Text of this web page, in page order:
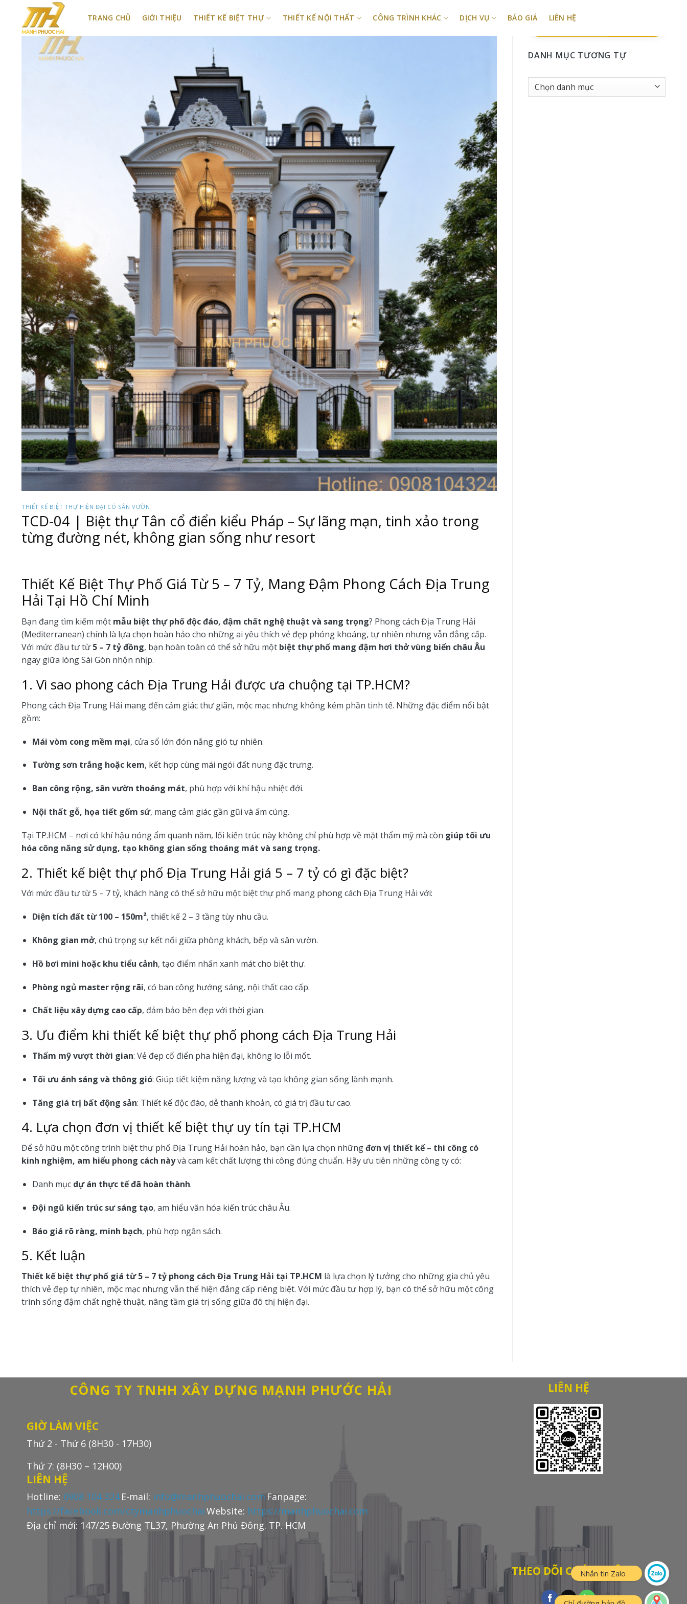
TRANG CHỦ GIỚI THIỆU THIẾT KẾ BIỆT THỰ THIẾT KẾ NỘI THẤT CÔNG TRÌNH KHÁC DỊCH VỤ BÁO GIÁ LIÊN HỆ
THIẾT KẾ BIỆT THỰ HIỆN ĐẠI CÓ SÂN VƯỜN
TCD-04 | Biệt thự Tân cổ điển kiểu Pháp – Sự lãng mạn, tinh xảo trong
từng đường nét, không gian sống như resort
Thiết Kế Biệt Thự Phố Giá Từ 5 – 7 Tỷ, Mang Đậm Phong Cách Địa Trung
Hải Tại Hồ Chí Minh
Bạn đang tìm kiếm một mẫu biệt thự phố độc đáo, đậm chất nghệ thuật và sang trọng? Phong cách Địa Trung Hải
(Mediterranean) chính là lựa chọn hoàn hảo cho những ai yêu thích vẻ đẹp phóng khoáng, tự nhiên nhưng vẫn đẳng cấp.
Với mức đầu tư từ 5 – 7 tỷ đồng, bạn hoàn toàn có thể sở hữu một biệt thự phố mang đậm hơi thở vùng biển châu Âu
ngay giữa lòng Sài Gòn nhộn nhịp.
1. Vì sao phong cách Địa Trung Hải được ưa chuộng tại TP.HCM?
Phong cách Địa Trung Hải mang đến cảm giác thư giãn, mộc mạc nhưng không kém phần tinh tế. Những đặc điểm nổi bật
gồm:
Mái vòm cong mềm mại, cửa sổ lớn đón nắng gió tự nhiên.
Tường sơn trắng hoặc kem, kết hợp cùng mái ngói đất nung đặc trưng.
Ban công rộng, sân vườn thoáng mát, phù hợp với khí hậu nhiệt đới.
Nội thất gỗ, họa tiết gốm sứ, mang cảm giác gần gũi và ấm cúng.
Tại TP.HCM – nơi có khí hậu nóng ẩm quanh năm, lối kiến trúc này không chỉ phù hợp về mặt thẩm mỹ mà còn giúp tối ưu
hóa công năng sử dụng, tạo không gian sống thoáng mát và sang trọng.
2. Thiết kế biệt thự phố Địa Trung Hải giá 5 – 7 tỷ có gì đặc biệt?
Với mức đầu tư từ 5 – 7 tỷ, khách hàng có thể sở hữu một biệt thự phố mang phong cách Địa Trung Hải với:
Diện tích đất từ 100 – 150m², thiết kế 2 – 3 tầng tùy nhu cầu.
Không gian mở, chú trọng sự kết nối giữa phòng khách, bếp và sân vườn.
Hồ bơi mini hoặc khu tiểu cảnh, tạo điểm nhấn xanh mát cho biệt thự.
Phòng ngủ master rộng rãi, có ban công hướng sáng, nội thất cao cấp.
Chất liệu xây dựng cao cấp, đảm bảo bền đẹp với thời gian.
3. Ưu điểm khi thiết kế biệt thự phố phong cách Địa Trung Hải
Thẩm mỹ vượt thời gian: Vẻ đẹp cổ điển pha hiện đại, không lo lỗi mốt.
Tối ưu ánh sáng và thông gió: Giúp tiết kiệm năng lượng và tạo không gian sống lành mạnh.
Tăng giá trị bất động sản: Thiết kế độc đáo, dễ thanh khoản, có giá trị đầu tư cao.
4. Lựa chọn đơn vị thiết kế biệt thự uy tín tại TP.HCM
Để sở hữu một công trình biệt thự phố Địa Trung Hải hoàn hảo, bạn cần lựa chọn nhữngđơn vị thiết kế – thi công có
kinh nghiệm, am hiểu phong cách nàyvà cam kết chất lượng thi công đúng chuẩn. Hãy ưu tiên những công ty có:
Danh mục dự án thực tế đã hoàn thành.
Đội ngũ kiến trúc sư sáng tạo, am hiểu văn hóa kiến trúc châu Âu.
Báo giá rõ ràng, minh bạch, phù hợp ngân sách.
5. Kết luận
Thiết kế biệt thự phố giá từ 5 – 7 tỷ phong cách Địa Trung Hải tại TP.HCM là lựa chọn lý tưởng cho những gia chủ yêu
thích vẻ đẹp tự nhiên, mộc mạc nhưng vẫn thể hiện đẳng cấp riêng biệt. Với mức đầu tư hợp lý, bạn có thể sở hữu một công
trình sống đậm chất nghệ thuật, nâng tầm giá trị sống giữa đô thị hiện đại.
DANH MỤC TƯƠNG TỰ
Danh
Mục
CÔNG TY TNHH XÂY DỰNG MẠNH PHƯỚC HẢI
GIỜ LÀM VIỆC
Thứ 2 - Thứ 6 (8H30 - 17H30)
Thứ 7: (8H30 – 12H00)
LIÊN HỆ
Hotline: 0908 104 324 E-mail: info@manhphuochai.comFanpage:
https://facebook.com/ctymanhphuochaiWebsite: https://manhphuochai.com
Địa chỉ mới: 147/25 Đường TL37, Phường An Phú Đông. TP. HCM
LIÊN HỆ
THEO DÕI CHÚNG TÔI